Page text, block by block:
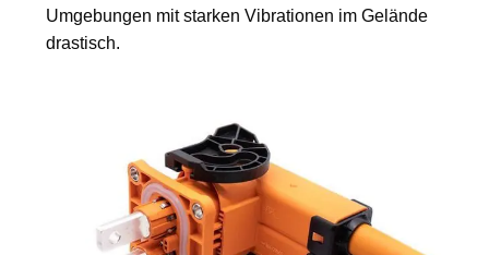
Umgebungen mit starken Vibrationen im Gelände
drastisch.